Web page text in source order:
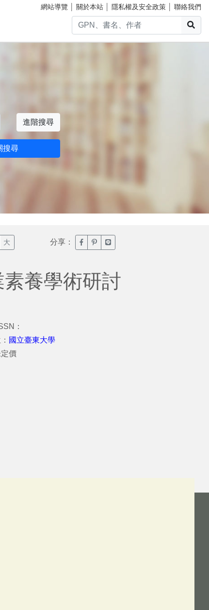
網站導覽 關於本站 隱私權及安全政策 聯絡我們
進階搜尋
搜尋
大 分享： 臉書分享(另開新視窗)
噗浪分享(另開新視窗)
Line分享(另開新視窗)
養學術研討
：
國立臺東大學
價